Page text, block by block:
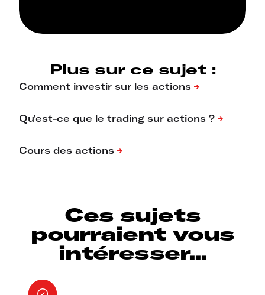
Plus sur ce sujet :
Ces sujets
pourraient vous
intéresser...